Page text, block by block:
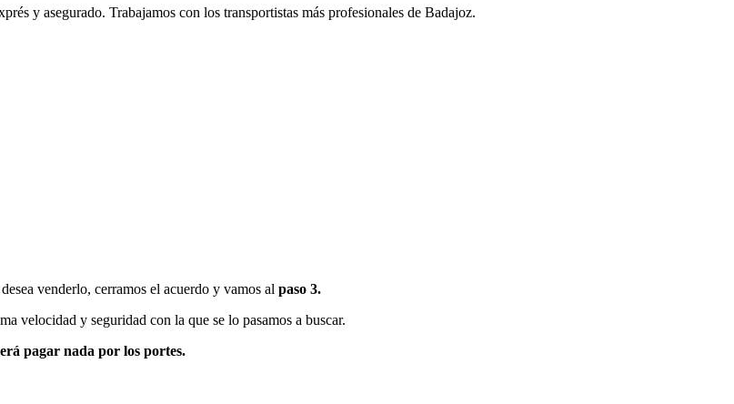
y asegurado. Trabajamos con los transportistas más profesionales de Badajoz.
venderlo, cerramos el acuerdo y vamos al paso 3.
velocidad y seguridad con la que se lo pasamos a buscar.
pagar nada por los portes.